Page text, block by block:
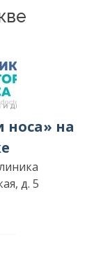
носа» на
д. 5